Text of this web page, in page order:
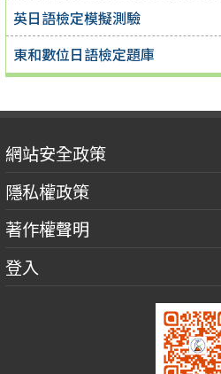
英日語檢定模擬測驗
東和數位日語檢定題庫
網站安全政策
隱私權政策
著作權聲明
登入